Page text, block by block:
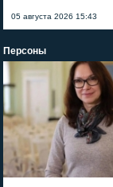
05 августа 2026 15:43
Персоны